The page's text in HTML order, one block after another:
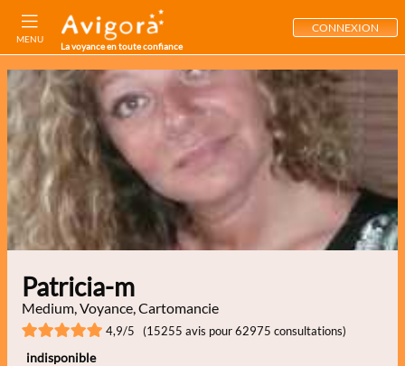
MENU
La voyance en toute confiance
CONNEXION
Patricia-m
Medium, Voyance, Cartomancie
4,9/5 (15255 avis pour 62975 consultations)
indisponible